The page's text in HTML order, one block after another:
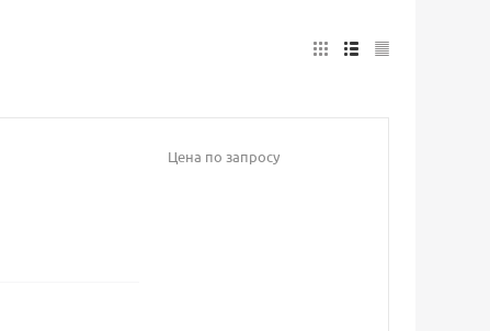
Цена по запросу